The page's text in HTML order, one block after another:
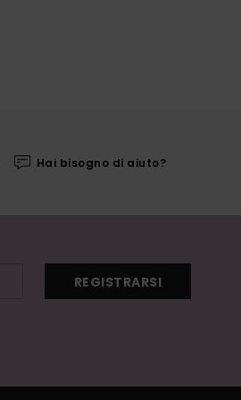
Hai bisogno di aiuto?
REGISTRARSI